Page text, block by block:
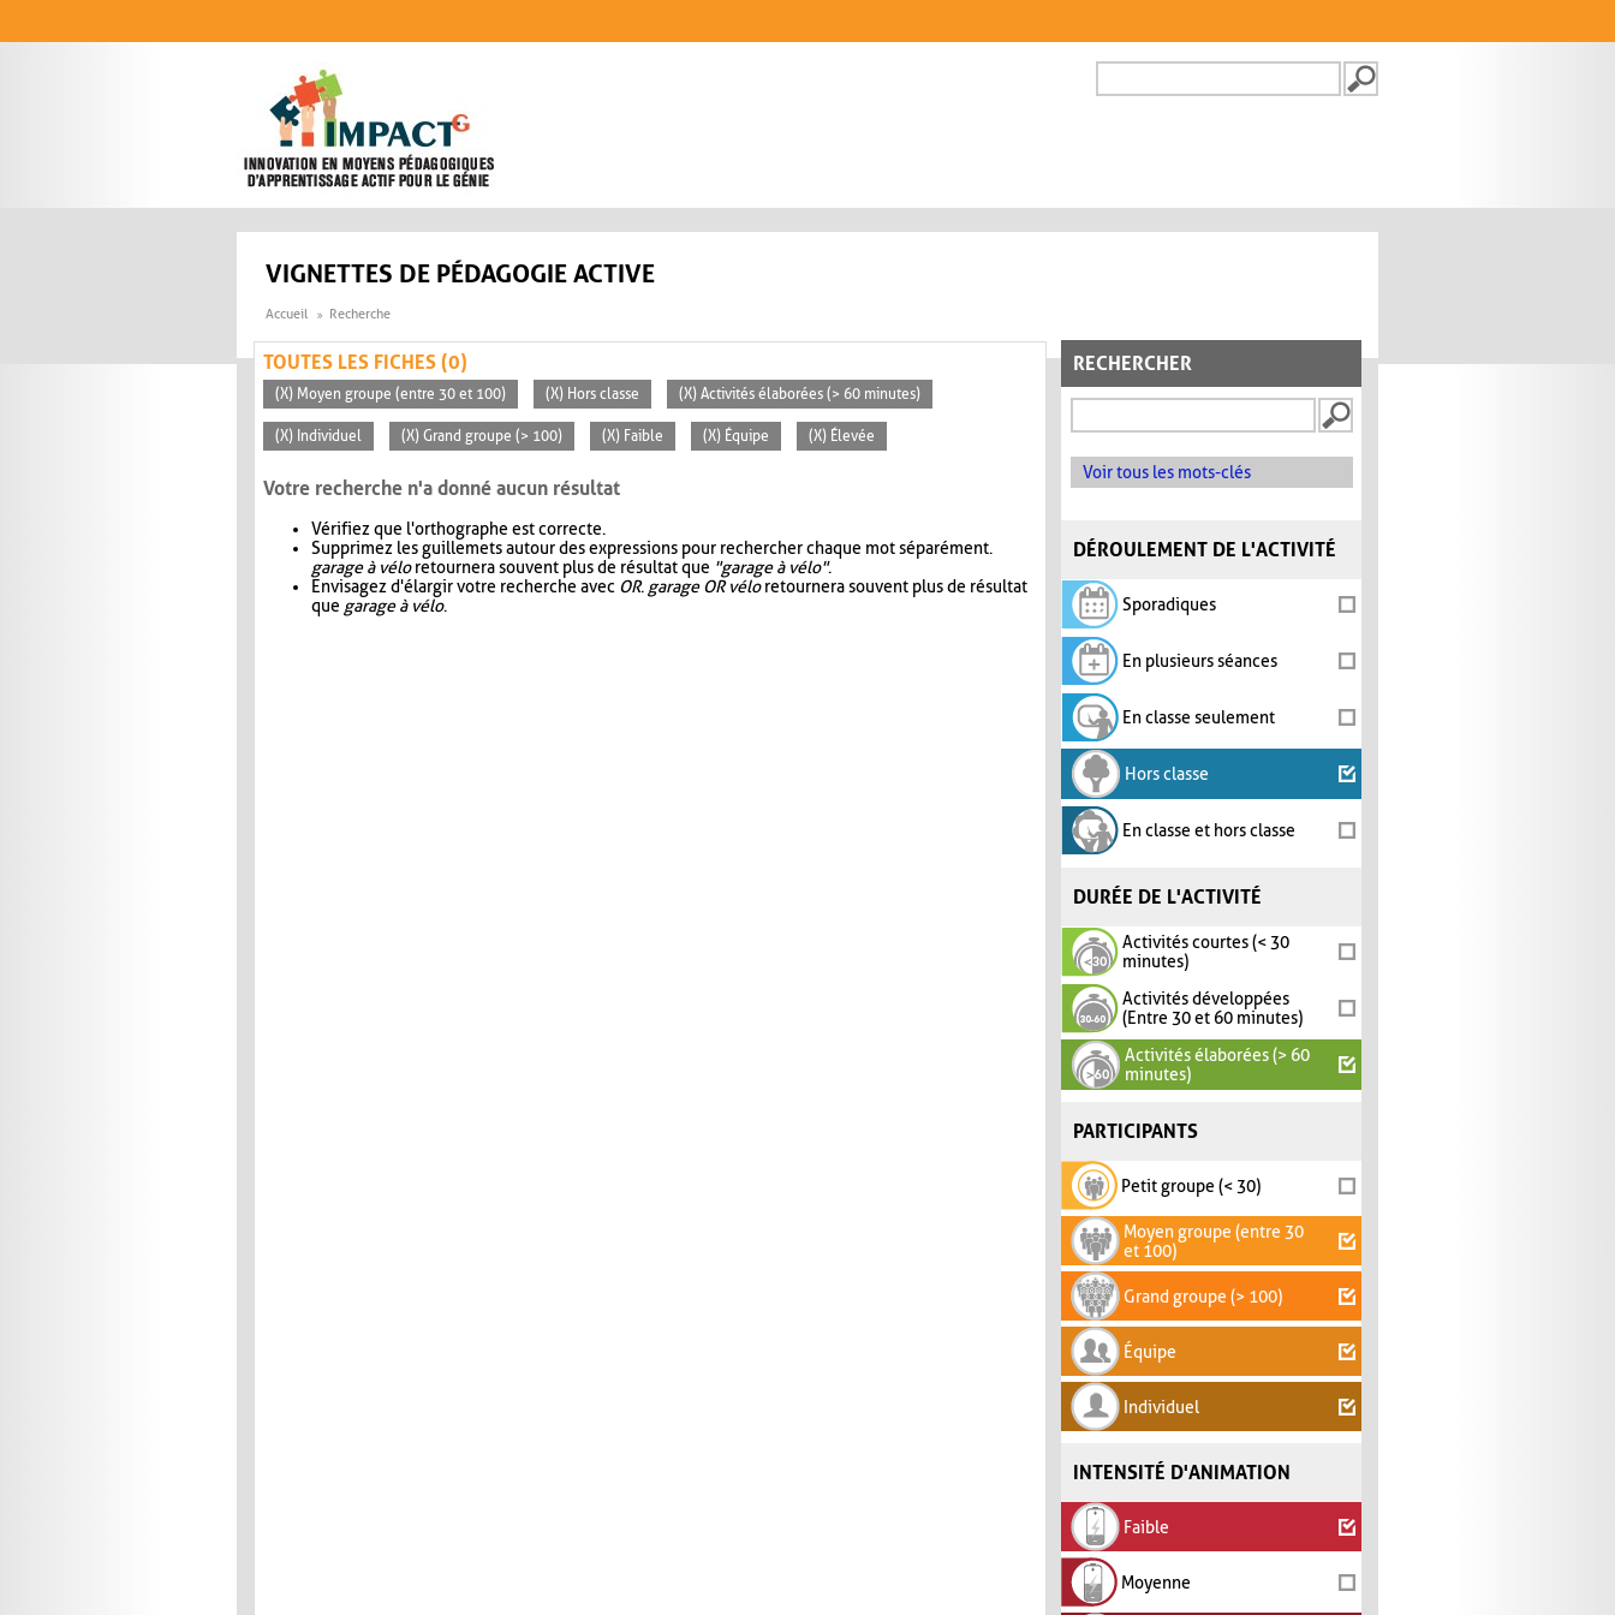
FORMULAIRE DE
VIGNETTES DE PÉDAGOGIE ACTIVE
Accueil Recherche
RECHERCHER
Voir tous les mots-clés
DÉROULEMENT DE L'ACTIVITÉ
Sporadiques
En plusieurs séances
En classe seulement
Hors classe
En classe et hors classe
DURÉE DE L'ACTIVITÉ
Activités courtes (< 30
minutes)
Activités développées
(Entre 30 et 60 minutes)
Activités élaborées (> 60
minutes)
PARTICIPANTS
Petit groupe (< 30)
Moyen groupe (entre 30
et 100)
Grand groupe (> 100)
Équipe
Individuel
INTENSITÉ D'ANIMATION
Faible
Moyenne
TOUTES LES FICHES (0)
(X) Moyen groupe (entre 30 et 100) (X) Hors classe (X) Activités élaborées (> 60 minutes)
(X) Individuel (X) Grand groupe (> 100) (X) Faible (X) Équipe (X) Élevée
Votre recherche n'a donné aucun résultat
Vérifiez que l'orthographe est correcte.
Supprimez les guillemets autour des expressions pour rechercher chaque mot séparément.
garage à véloretournera souvent plus de résultat que "garage à vélo".
Envisagez d'élargir votre recherche avec OR. garage OR véloretournera souvent plus de résultat
que garage à vélo.